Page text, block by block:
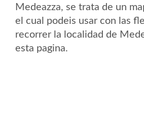
Medeazza, se trata de un
el cual podeis usar con las
recorrer la localidad de
esta pagina.